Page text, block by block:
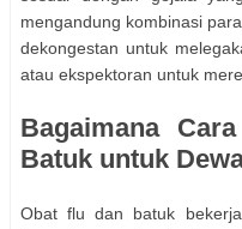
mengandung kombinasi
dekongestan untuk
atau ekspektoran untuk
Bagaimana
Batuk untuk
Obat flu dan batuk